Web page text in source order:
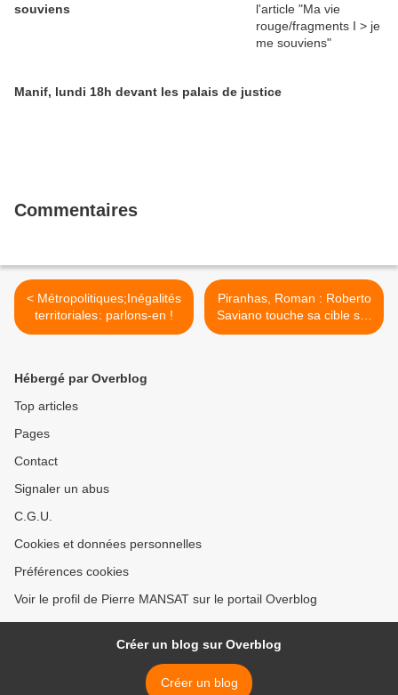
souviens
Manif, lundi 18h devant les palais de justice
Commentaires
< Métropolitiques;Inégalités
territoriales : parlons-en !
Piranhas, Roman : Roberto
Saviano touche sa cible sur
Le Monde.fr >
Hébergé par Overblog
Top articles
Pages
Contact
Signaler un abus
C.G.U.
Cookies et données personnelles
Préférences cookies
Voir le profil de Pierre MANSAT sur le portail Overblog
Créer un blog sur Overblog
Créer un blog